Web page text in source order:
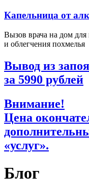
Капельница от
Вызов врача на дом
и облегчения похмелья
Вывод из
за 5990 рублей
Внимание!
Цена
«услуг».
Блог